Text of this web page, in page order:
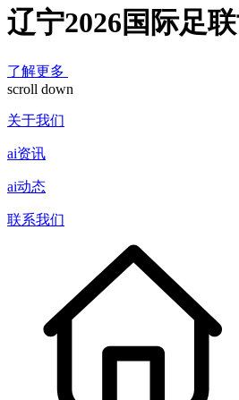
辽宁2026国际足
了解更多
scroll down
关于我们
ai资讯
ai动态
联系我们